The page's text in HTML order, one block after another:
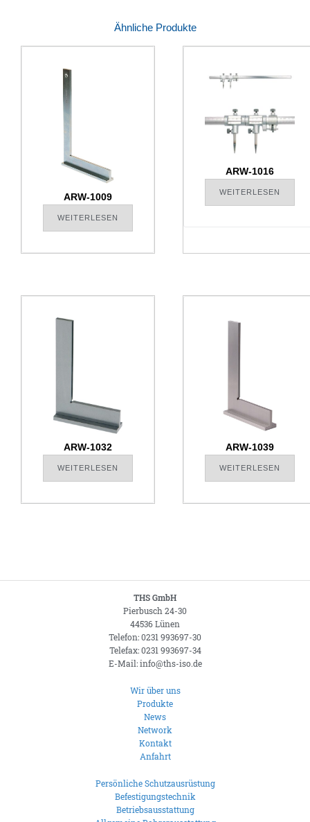
Ähnliche Produkte
ARW-1009
WEITERLESEN
ARW-1016
WEITERLESEN
ARW-1032
WEITERLESEN
ARW-1039
WEITERLESEN
THS GmbH
Pierbusch 24-30
44536 Lünen
Telefon: 0231 993697-30
Telefax: 0231 993697-34
E-Mail: info@ths-iso.de
Wir über uns
Produkte
News
Network
Kontakt
Anfahrt
Persönliche Schutzausrüstung
Befestigungstechnik
Betriebsausstattung